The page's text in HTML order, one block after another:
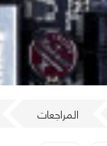
المراجعات